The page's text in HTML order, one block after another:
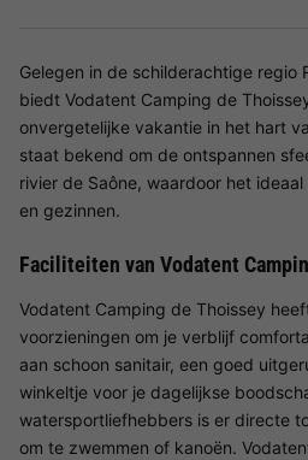
Gelegen in de schilderachtige regio
biedt Vodatent Camping de
onvergetelijke vakantie in het hart
staat bekend om de ontspannen
rivier de Saône, waardoor het
en gezinnen.
Faciliteiten van Vodatent
Vodatent Camping de Thoissey
voorzieningen om je verblijf
aan schoon sanitair, een goed
winkeltje voor je dagelijkse
watersportliefhebbers is er directe
om te zwemmen of kanoën.